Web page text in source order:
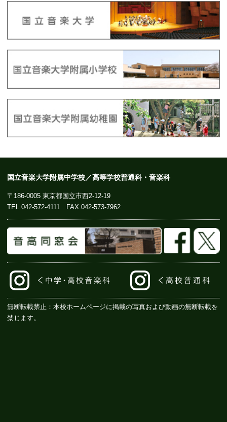
国立音楽大学附属中学校／高等学校普通科・音楽科
〒186-0005 東京都国立市西2-12-19
TEL.042-572-4111 FAX.042-573-7962
無断転載禁止：本校ホームページに掲載の写真および動画の無断転載を
禁じます。